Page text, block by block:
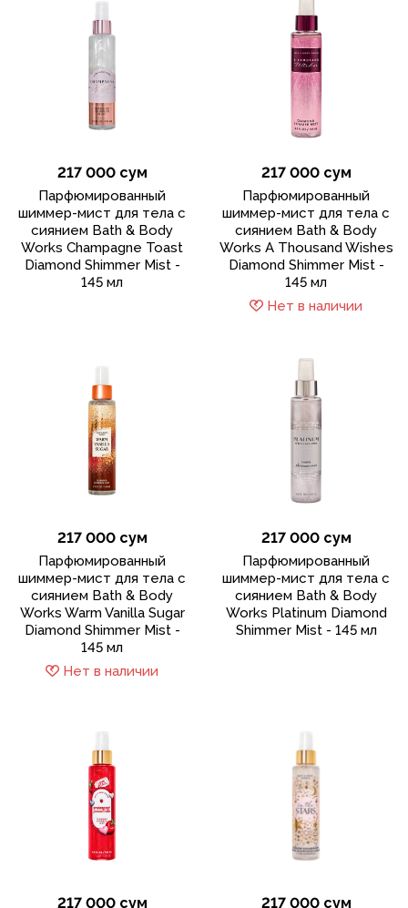
217 000 сум
Парфюмированный
шиммер-мист для тела с
сиянием Bath & Body
Works Champagne Toast
Diamond Shimmer Mist -
145 мл
217 000 сум
Парфюмированный
шиммер-мист для тела с
сиянием Bath & Body
Works A Thousand Wishes
Diamond Shimmer Mist -
145 мл
Нет в наличии
217 000 сум
Парфюмированный
шиммер-мист для тела с
сиянием Bath & Body
Works Warm Vanilla Sugar
Diamond Shimmer Mist -
145 мл
Нет в наличии
217 000 сум
Парфюмированный
шиммер-мист для тела с
сиянием Bath & Body
Works Platinum Diamond
Shimmer Mist - 145 мл
217 000 сум 217 000 сум